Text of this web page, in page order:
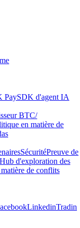
PaySDK d'agent IA
BTC/
en matière de
SécuritéPreuve de
Hub d'exploration des
de conflits
LinkedinTradin